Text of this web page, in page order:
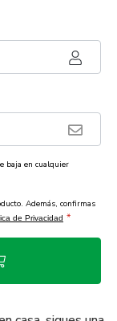
baja en cualquier
Además, confirmas
de Privacidad *